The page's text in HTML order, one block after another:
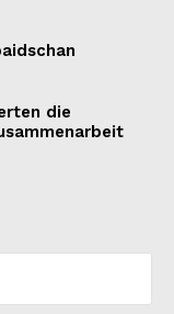
die